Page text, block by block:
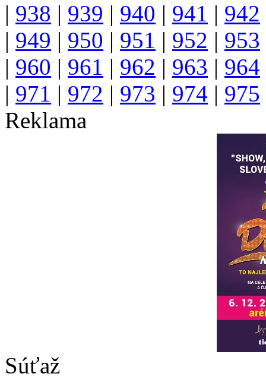
| 938 | 939 | 940 | 941 | 942
| 949 | 950 | 951 | 952 | 953
| 960 | 961 | 962 | 963 | 964
| 971 | 972 | 973 | 974 | 975
Reklama
Súťaž